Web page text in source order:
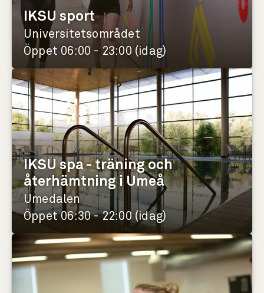
IKSU sport
Universitetsområdet
Öppet 06:00 - 23:00 (idag)
IKSU spa - träning och
återhämtning i Umeå
Umedalen
Öppet 06:30 - 22:00 (idag)